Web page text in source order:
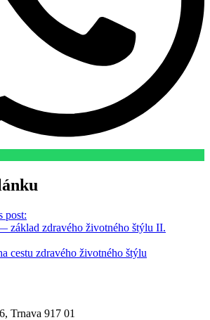
post:
základ zdravého životného štýlu II.
cestu zdravého životného štýlu
Trnava 917 01